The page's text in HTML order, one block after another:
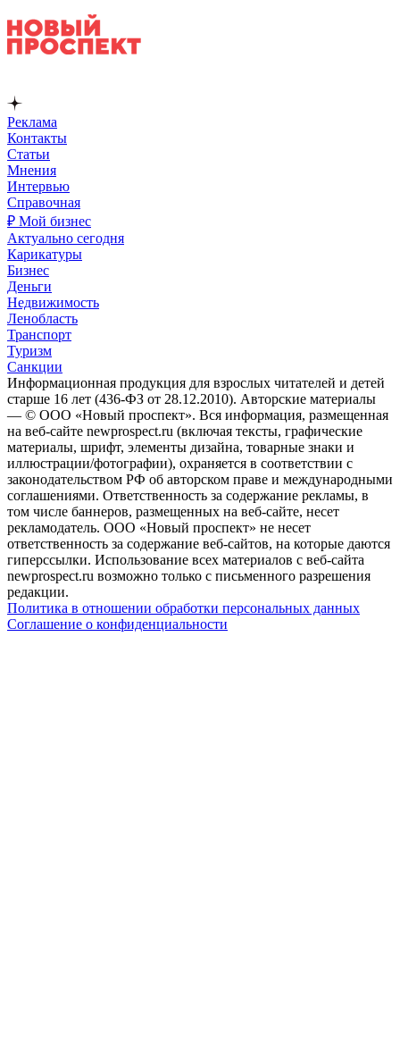
Реклама
Контакты
Статьи
Мнения
Интервью
Справочная
₽ Мой бизнес
Актуально сегодня
Карикатуры
Бизнес
Деньги
Недвижимость
Ленобласть
Транспорт
Туризм
Санкции
Информационная продукция для взрослых читателей и детей
старше 16 лет (436-ФЗ от 28.12.2010). Авторские материалы
— © ООО «Новый проспект». Вся информация, размещенная
на веб-сайте newprospect.ru (включая тексты, графические
материалы, шрифт, элементы дизайна, товарные знаки и
иллюстрации/фотографии), охраняется в соответствии с
законодательством РФ об авторском праве и международными
соглашениями. Ответственность за содержание рекламы, в
том числе баннеров, размещенных на веб-сайте, несет
рекламодатель. ООО «Новый проспект» не несет
ответственность за содержание веб-сайтов, на которые даются
гиперссылки. Использование всех материалов с веб-сайта
newprospect.ru возможно только с письменного разрешения
редакции.
Политика в отношении обработки персональных данных
Соглашение о конфиденциальности